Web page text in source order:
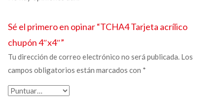
Sé el primero en opinar “TCHA4Tarjeta acrílico
chupón4″x4″”
Tu dirección de correo electrónico no será publicada. Los
campos obligatorios están marcados con *